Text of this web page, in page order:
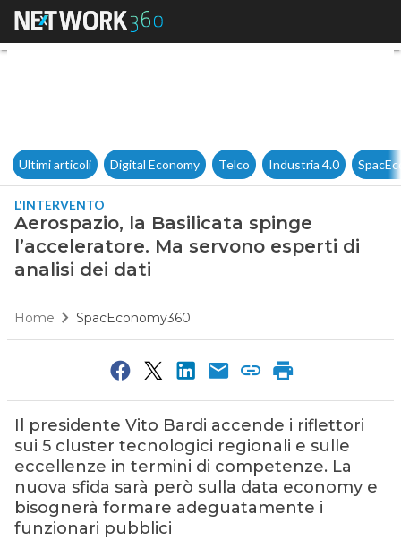
Aerospazio, la Basilicata
Ultimi articoli Digital Economy Telco Industria 4.0
L'INTERVENTO
Aerospazio, la Basilicata spinge
l’acceleratore. Ma servono esperti di
analisi dei dati
Home SpacEconomy360
Il presidente Vito Bardi accende i riflettori
sui 5 cluster tecnologici regionali e sulle
eccellenze in termini di competenze. La
nuova sfida sarà però sulla data economy e
bisognerà formare adeguatamente i
funzionari pubblici